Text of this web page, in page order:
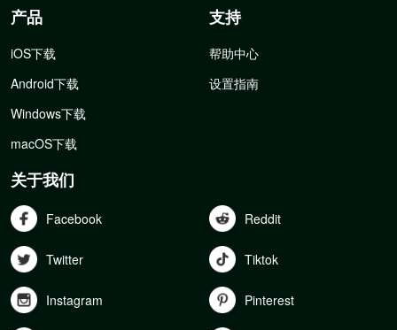
产品
iOS下载
Android下载
Windows下载
macOS下载
支持
帮助中心
设置指南
关于我们
Facebook Reddit
Twitter Tiktok
Instagram Pinterest